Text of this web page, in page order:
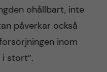
ohållbart, inte
påverkar också
inom
stort”.